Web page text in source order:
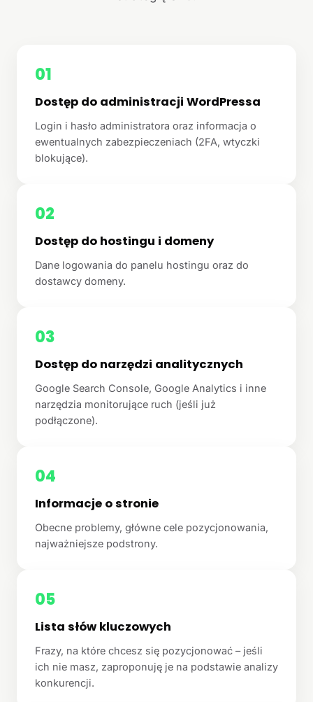
01
Dostęp do administracji WordPressa
Login i hasło administratora oraz informacja o
ewentualnych zabezpieczeniach (2FA, wtyczki
blokujące).
02
Dostęp do hostingu i domeny
Dane logowania do panelu hostingu oraz do
dostawcy domeny.
03
Dostęp do narzędzi analitycznych
Google Search Console, Google Analytics i inne
narzędzia monitorujące ruch (jeśli już
podłączone).
04
Informacje o stronie
Obecne problemy, główne cele pozycjonowania,
najważniejsze podstrony.
05
Lista słów kluczowych
Frazy, na które chcesz się pozycjonować – jeśli
ich nie masz, zaproponuję je na podstawie analizy
konkurencji.